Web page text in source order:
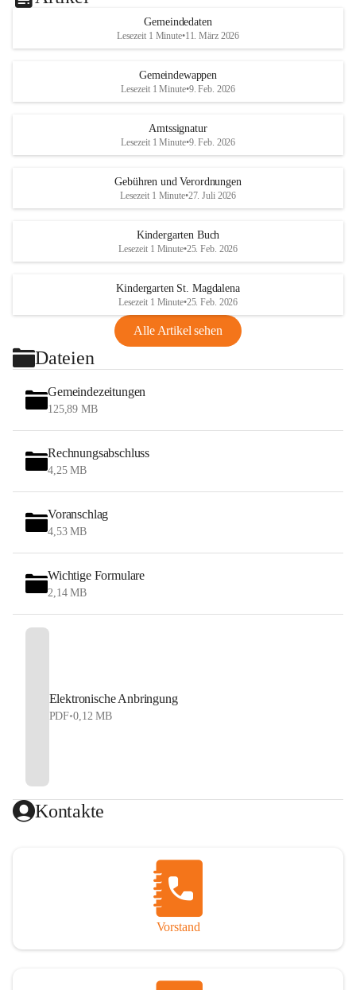
Gemeindedaten
Lesezeit 1 Minute•11. März 2026
Gemeindewappen
Lesezeit 1 Minute•9. Feb. 2026
Amtssignatur
Lesezeit 1 Minute•9. Feb. 2026
Gebühren und Verordnungen
Lesezeit 1 Minute•27. Juli 2026
Kindergarten Buch
Lesezeit 1 Minute•25. Feb. 2026
Kindergarten St. Magdalena
Lesezeit 1 Minute•25. Feb. 2026
Alle Artikel sehen
Dateien
Gemeindezeitungen
125,89 MB
Rechnungsabschluss
4,25 MB
Voranschlag
4,53 MB
Wichtige Formulare
2,14 MB
Elektronische Anbringung
PDF•0,12 MB
Kontakte
Vorstand